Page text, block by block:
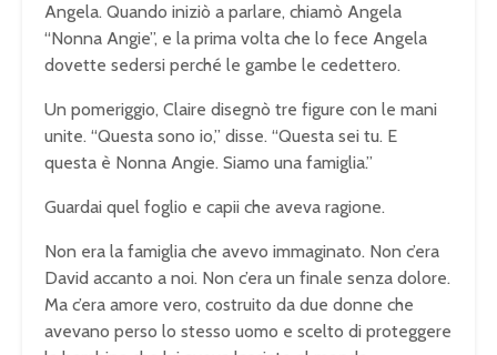
Angela. Quando iniziò a parlare, chiamò Angela
“Nonna Angie”, e la prima volta che lo fece Angela
dovette sedersi perché le gambe le cedettero.
Un pomeriggio, Claire disegnò tre figure con le mani
unite. “Questa sono io,” disse. “Questa sei tu. E
questa è Nonna Angie. Siamo una famiglia.”
Guardai quel foglio e capii che aveva ragione.
Non era la famiglia che avevo immaginato. Non c’era
David accanto a noi. Non c’era un finale senza dolore.
Ma c’era amore vero, costruito da due donne che
avevano perso lo stesso uomo e scelto di proteggere